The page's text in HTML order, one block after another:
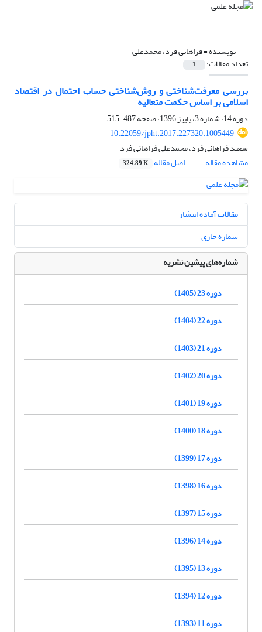
نویسنده =فراهانی فرد، محمدعلی
تعداد مقالات: 1
بررسی معرفت‌شناختی و روش‌شناختی حساب احتمال در اقتصاد
اسلامی بر اساس حکمت متعالیه
دوره 14، شماره 3، پاییز 1396، صفحه
487-515
10.22059/jpht.2017.227320.1005449
سعید فراهانی فرد، محمدعلی فراهانی فرد
مشاهده مقاله
اصل مقاله 324.89 K
مقالات آماده انتشار
شماره جاری
شماره‌های پیشین نشریه
دوره 23 (1405)
دوره 22 (1404)
دوره 21 (1403)
دوره 20 (1402)
دوره 19 (1401)
دوره 18 (1400)
دوره 17 (1399)
دوره 16 (1398)
دوره 15 (1397)
دوره 14 (1396)
دوره 13 (1395)
دوره 12 (1394)
دوره 11 (1393)